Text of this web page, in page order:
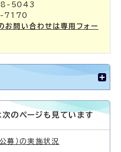
5043
7170
お問い合わせは専用フォー
のページも見ています
募）の実施状況